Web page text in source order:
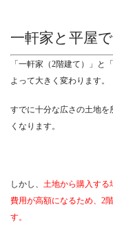
一軒家と平屋
「一軒家（2階建て）」と
よって大きく変わります。
すでに十分な広さの土地
くなります。
しかし、 土地から購入する
費用が高額になるため、2
す。